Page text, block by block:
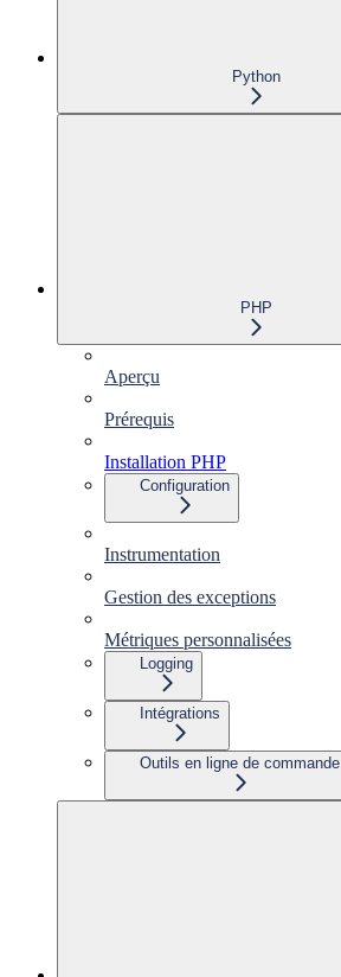
Python
PHP
Aperçu
Prérequis
Installation PHP
Configuration
Instrumentation
Gestion des exceptions
Métriques personnalisées
Logging
Intégrations
Outils en ligne de commande